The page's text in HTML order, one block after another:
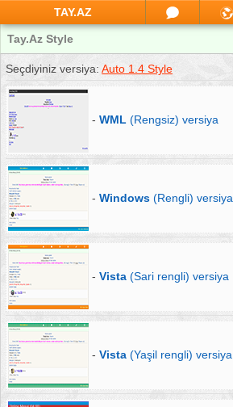
TAY.AZ
Tay.Az Style
Seçdiyiniz versiya: Auto 1.4 Style
- WML (Rengsiz) versiya
- Windows (Rengli) versiya
- Vista (Sari rengli) versiya
- Vista (Yaşil rengli) versiya